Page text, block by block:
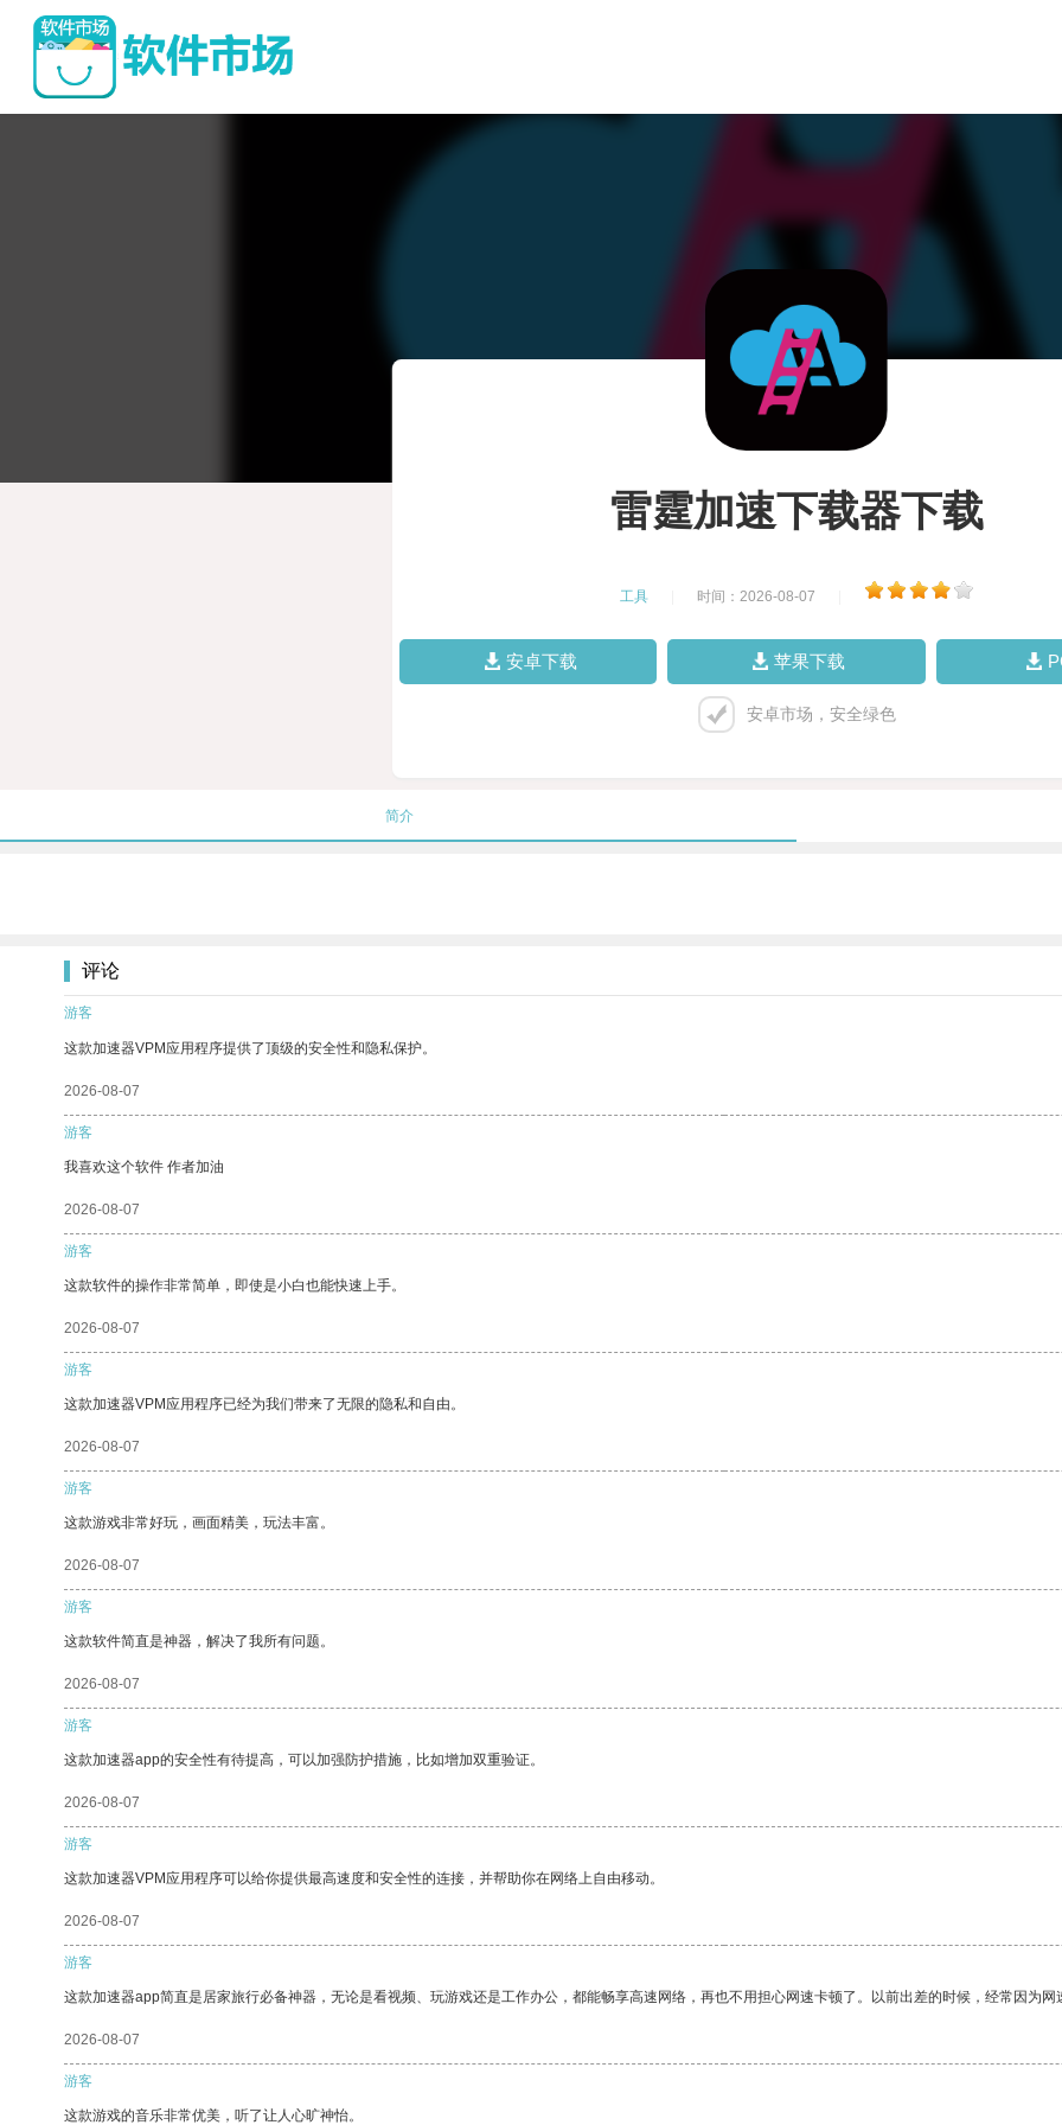
雷霆加速下载器下载
工具 时间：2026-08-07
安卓下载 苹果下载
安卓市场，安全绿色
简介
评论
游客
这款加速器VPM应用程序提供了顶级的安全性和隐私保护。
2026-08-07
游客
我喜欢这个软件 作者加油
2026-08-07
游客
这款软件的操作非常简单，即使是小白也能快速上手。
2026-08-07
游客
这款加速器VPM应用程序已经为我们带来了无限的隐私和自由。
2026-08-07
游客
这款游戏非常好玩，画面精美，玩法丰富。
2026-08-07
游客
这款软件简直是神器，解决了我所有问题。
2026-08-07
游客
这款加速器app的安全性有待提高，可以加强防护措施，比如增加双重验证。
2026-08-07
游客
这款加速器VPM应用程序可以给你提供最高速度和安全性的连接，并帮助你在网络上自由移动。
2026-08-07
游客
这款加速器app简直是居家旅行必备神器，无论是看视频、玩游戏还是工作办公，都能畅享高速网络，再也不用担心网速卡顿了。以前出差的时候，经常因为
2026-08-07
游客
这款游戏的音乐非常优美，听了让人心旷神怡。